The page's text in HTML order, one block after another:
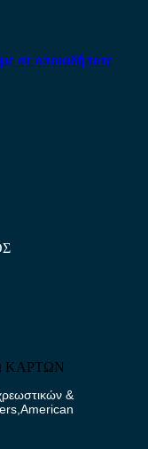
σε οποιαδήποτε
ΚΑΡΤΩΝ
&